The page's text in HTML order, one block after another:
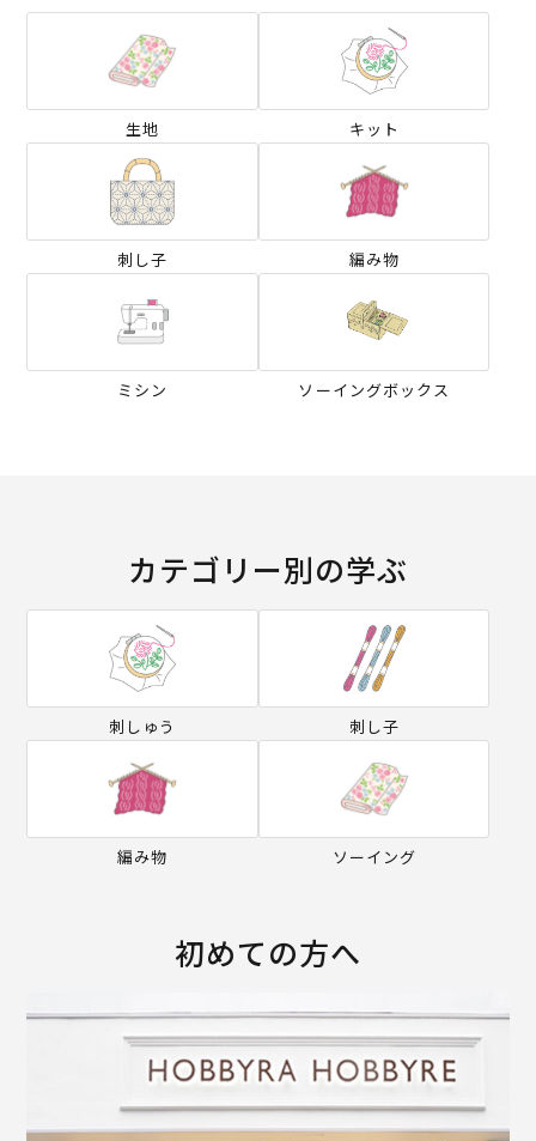
生地 キット
刺し子 編み物
ミシン ソーイングボックス
カテゴリー別の学ぶ
刺しゅう 刺し子
編み物 ソーイング
初めての方へ